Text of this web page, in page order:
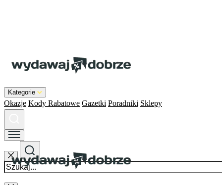
Kategorie
Okazje Kody Rabatowe Gazetki Poradniki Sklepy